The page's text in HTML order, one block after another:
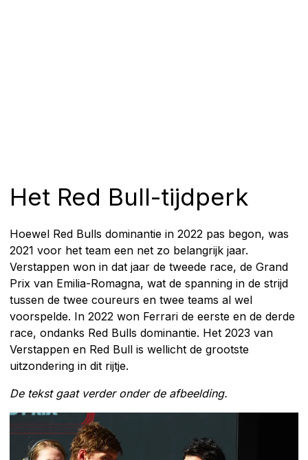
Het Red Bull-tijdperk
Hoewel Red Bulls dominantie in 2022 pas begon, was
2021 voor het team een net zo belangrijk jaar.
Verstappen won in dat jaar de tweede race, de Grand
Prix van Emilia-Romagna, wat de spanning in de strijd
tussen de twee coureurs en twee teams al wel
voorspelde. In 2022 won Ferrari de eerste en de derde
race, ondanks Red Bulls dominantie. Het 2023 van
Verstappen en Red Bull is wellicht de grootste
uitzondering in dit rijtje.
De tekst gaat verder onder de afbeelding.